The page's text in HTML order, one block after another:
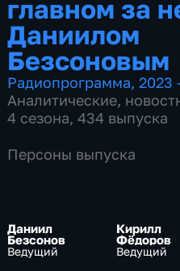
главном за
Даниилом
Безсоновым
Радиопрограмма,2023
Аналитические,
4 сезона, 434 выпуска
Персоны выпуска
Даниил
Безсонов
Ведущий
Кирилл
Фёдоров
Ведущий